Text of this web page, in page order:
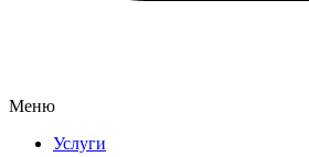
Меню
Услуги